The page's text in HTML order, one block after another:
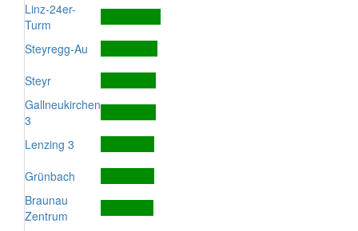
Linz-24er-
Turm
Steyregg-Au
Steyr
Gallneukirchen
3
Lenzing 3
Grünbach
Braunau
Zentrum